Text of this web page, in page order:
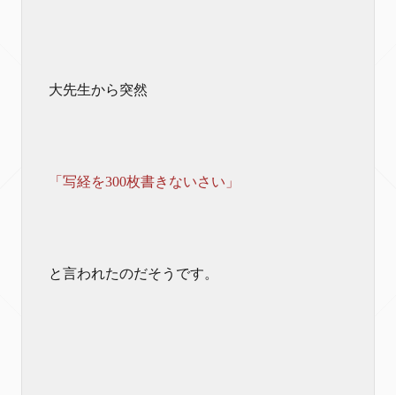
大先生から突然
「写経を300枚書きないさい」
と言われたのだそうです。